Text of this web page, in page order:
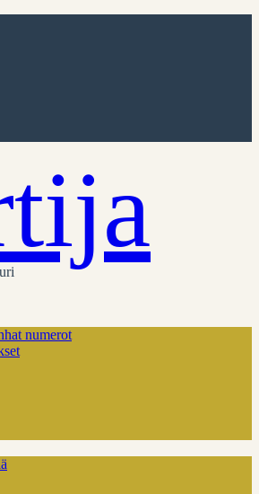
numerot